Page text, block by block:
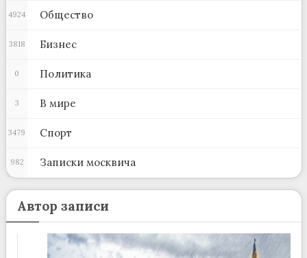
Общество
4924
Бизнес
3818
Политика
0
В мире
3
Спорт
3479
Записки москвича
982
Автор записи